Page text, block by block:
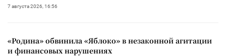
7 августа 2026, 16:56
«Родина» обвинила «Яблоко» в незаконной агитации
и финансовых нарушениях